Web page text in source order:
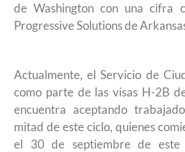
de Washington con una cifra
Progressive Solutions de
Actualmente, el Servicio de
como parte de las visas H-2B
encuentra aceptando
mitad de este ciclo, quienes
el 30 de septiembre de este